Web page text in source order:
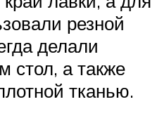
резной
делали
стол, а также
тканью.